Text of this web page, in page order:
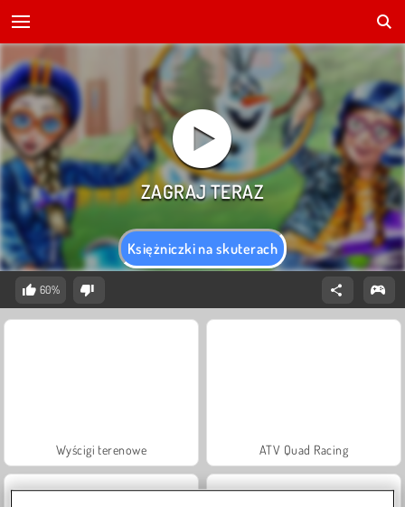
Księżniczki na skuterach
60%
Wyścigi terenowe ATV Quad Racing